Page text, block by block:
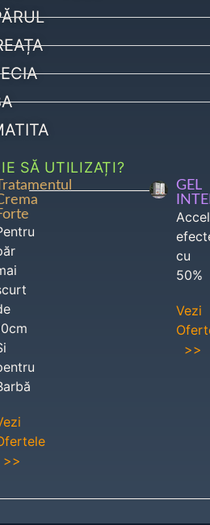
SĂ UTILIZAȚI?
>>
GEL
cu
50%
Vezi
>>